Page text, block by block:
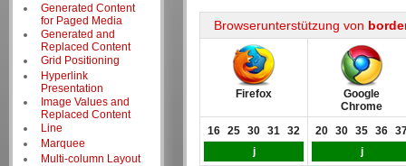
Browserunterstützung von
Firefox
Google
Chrome
16 25 30 31
32
j
20 30 35 36
j
Generated Content
for Paged Media
Generated and
Replaced Content
Grid Positioning
Hyperlink
Presentation
Image Values and
Replaced Content
Line
Marquee
Multi-column Layout